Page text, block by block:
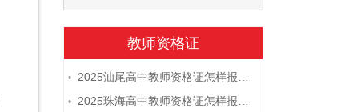
教师资格证
• 2025汕尾高中教师资格证怎样报名 附流程
• 2025珠海高中教师资格证怎样报名 附流程